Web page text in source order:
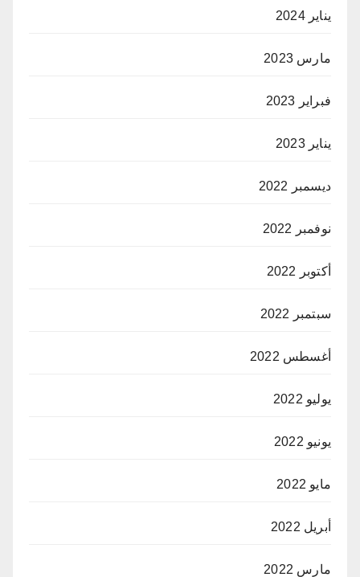
يناير 2024
مارس 2023
فبراير 2023
يناير 2023
ديسمبر 2022
نوفمبر 2022
أكتوبر 2022
سبتمبر 2022
أغسطس 2022
يوليو 2022
يونيو 2022
مايو 2022
أبريل 2022
مارس 2022